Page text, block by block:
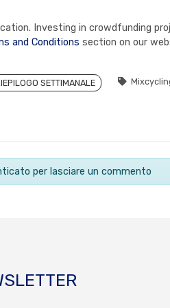
Investing in crowdfunding
and Conditions section on our
SETTIMANALE
per lasciare un commento